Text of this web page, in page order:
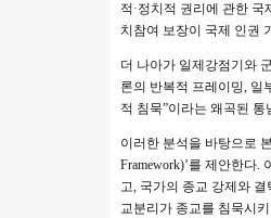
적·정치적 권리에 관한 국
치참여 보장이 국제 인권
더 나아가 일제강점기와
론의 반복적 프레이밍, 일
적 침묵”이라는 왜곡된
이러한 분석을 바탕으로
Framework)’를 제안한다
고, 국가의 종교 강제와
교분리가 종교를 침묵시